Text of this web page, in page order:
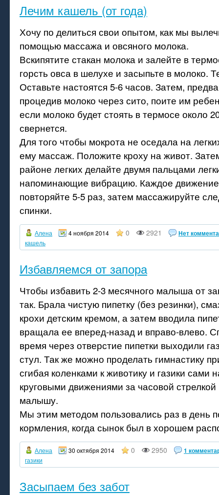
Лечим кашель (от года)
Хочу по делиться свои опытом, как мы
помощью массажа и овсяного молока.
Вскипятите стакан молока и залейте в
горсть овса в шелухе и засыпьте в молоко.
Оставьте настоятся 5-6 часов. Затем,
процедив молоко через сито, поите им
если молоко будет стоять в термосе около
свернется.
Для того чтобы мокрота не оседала на
ему массаж. Положите кроху на живот.
районе легких делайте двумя пальцами
напоминающие вибрацию. Каждое
повторяйте 5-5 раз, затем массажируйте
спинки.
Алена 4 ноября 2014 0 2921 Нет
кашель
Избавляемся от запора
Чтобы избавить 2-3 месячного малыша от
так. Брала чистую пипетку (без резинки),
крохи детским кремом, а затем вводила
вращала ее вперед-назад и вправо-влево.
время через отверстие пипетки выходили
стул. Так же можно проделать гимнастику
сгибая коленками к животику и газики сами
круговыми движениями за часовой стрелкой
малышу.
Мы этим методом пользовались раз в день
кормления, когда сынок был в хорошем
Алена 30 октября 2014 0 2950 1
газики
Засыпаем без забот